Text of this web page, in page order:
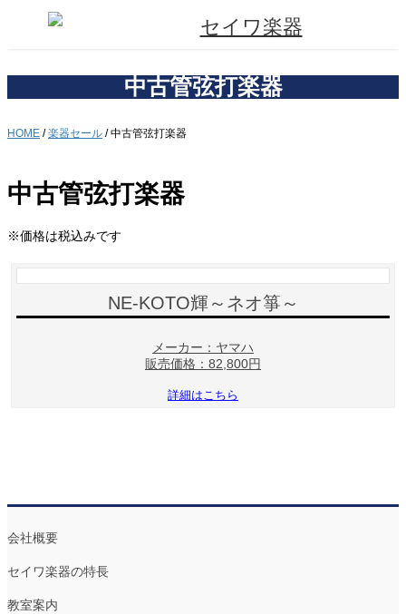
ツ
キ
シ
に
中古管弦打楽器
HOME /楽器セール /中古管弦打楽器
中古管弦打楽器
※価格は税込みです
NE-KOTO輝～ネオ箏～
メーカー：ヤマハ
販売価格：82,800円
詳細はこちら
会社概要
セイワ楽器の特長
教室案内